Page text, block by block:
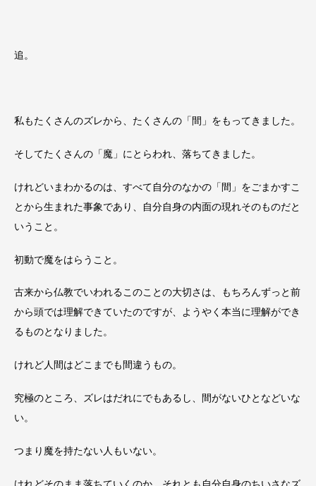
追。
私もたくさんのズレから、たくさんの「間」をもってきました。
そしてたくさんの「魔」にとらわれ、落ちてきました。
けれどいまわかるのは、すべて自分のなかの「間」をごまかすこ
とから生まれた事象であり、自分自身の内面の現れそのものだと
いうこと。
初動で魔をはらうこと。
古来から仏教でいわれるこのことの大切さは、もちろんずっと前
から頭では理解できていたのですが、ようやく本当に理解ができ
るものとなりました。
けれど人間はどこまでも間違うもの。
究極のところ、ズレはだれにでもあるし、間がないひとなどいな
い。
つまり魔を持たない人もいない。
けれどそのまま落ちていくのか、それとも自分自身のちいさなズ